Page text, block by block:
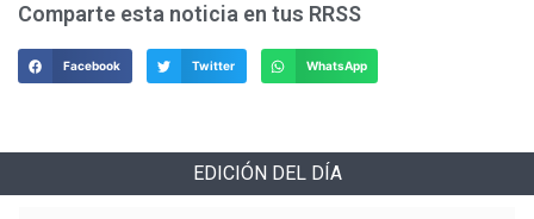
Comparte esta noticia en tus RRSS
Facebook Twitter WhatsApp
EDICIÓN DEL DÍA